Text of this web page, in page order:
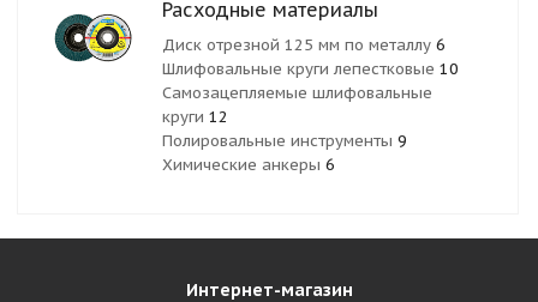
Расходные материалы
Диск отрезной 125 мм по металлу 6
Шлифовальные круги лепестковые 10
Самозацепляемые шлифовальные
круги 12
Полировальные инструменты 9
Химические анкеры 6
Интернет-магазин